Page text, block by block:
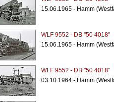
15.06.1965 - Hamm
WLF 9552 - DB "50 4018"
15.06.1965 - Hamm
WLF 9552 - DB "50 4018"
03.10.1964 - Hamm